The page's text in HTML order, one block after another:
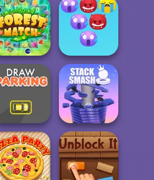
Scorpion
Solitaire
Fish Story
Forest Match
Emoji Bubble
Shooter
Draw Parking Stack Smash